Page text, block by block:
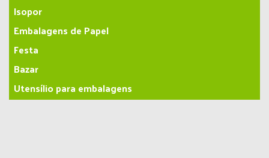
Isopor
Embalagens de Papel
Festa
Bazar
Utensílio para embalagens